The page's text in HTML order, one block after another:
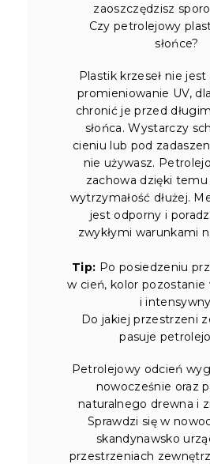
zaoszczędzisz
Czy petrolejowy
słońce?
Plastik krzeseł nie
promieniowanie UV,
chronić je przed
słońca. Wystarczy
cieniu lub pod
nie używasz.
zachowa dzięki temu
wytrzymałość dłużej.
jest odporny i
zwykłymi warunkami
Tip: Po posiedzeniu
w cień, kolor pozostanie
i
Do jakiej przestrzeni
pasuje
Petrolejowy odcień
nowocześnie oraz
naturalnego drewna i
Sprawdzi się w
skandynawsko
przestrzeniach